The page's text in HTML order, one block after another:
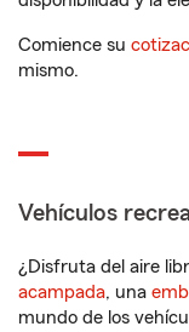
Comience su
mismo.
Vehículos
¿Disfruta del aire
acampada, una
mundo de los